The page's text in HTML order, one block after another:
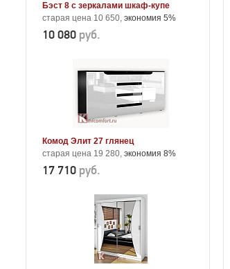
Бэст 8 с зеркалами шкаф-купе
старая цена 10 650, экономия 5%
10 080 руб.
Комод Элит 27 глянец
старая цена 19 280, экономия 8%
17 710 руб.